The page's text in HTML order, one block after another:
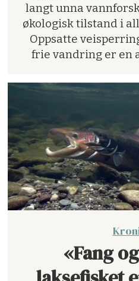
langt unna
økologisk tilstand i
Oppsatte
frie vandring er en
«Fang